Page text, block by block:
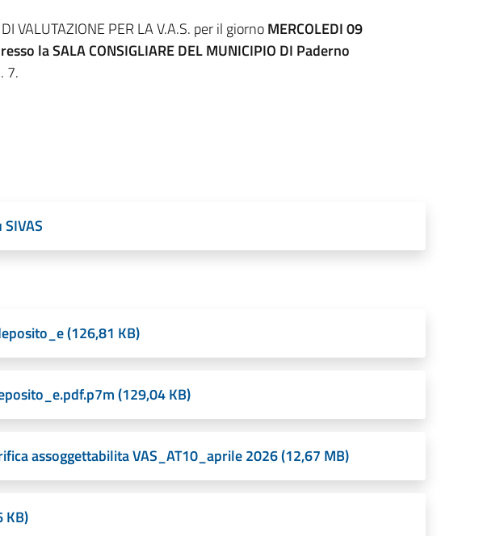
VALUTAZIONE PER LA V.A.S. per il giornoMERCOLEDI 09
la SALA CONSIGLIARE DEL MUNICIPIO DI Paderno
7.
(126,81 KB)
(129,04 KB)
assoggettabilita VAS_AT10_aprile 2026 (12,67 MB)
KB)